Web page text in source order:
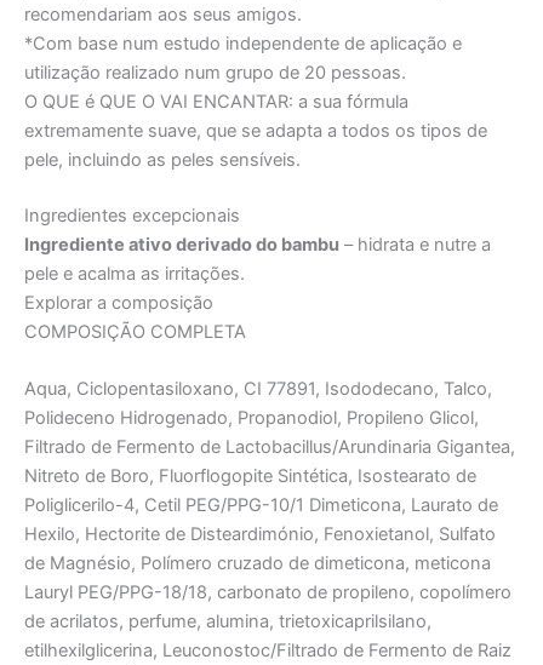
recomendariam aos seus amigos.
*Com base num estudo independente de aplicação e
utilização realizado num grupo de 20 pessoas.
O QUE é QUE O VAI ENCANTAR: a sua fórmula
extremamente suave, que se adapta a todos os tipos de
pele, incluindo as peles sensíveis.
Ingredientes excepcionais
Ingrediente ativo derivado do bambu – hidrata e nutre a
pele e acalma as irritações.
Explorar a composição
COMPOSIÇÃO COMPLETA
Aqua, Ciclopentasiloxano, CI 77891, Isododecano, Talco,
Polideceno Hidrogenado, Propanodiol, Propileno Glicol,
Filtrado de Fermento de Lactobacillus/Arundinaria Gigantea,
Nitreto de Boro, Fluorflogopite Sintética, Isostearato de
Poliglicerilo-4, Cetil PEG/PPG-10/1 Dimeticona, Laurato de
Hexilo, Hectorite de Disteardimónio, Fenoxietanol, Sulfato
de Magnésio, Polímero cruzado de dimeticona, meticona
Lauryl PEG/PPG-18/18, carbonato de propileno, copolímero
de acrilatos, perfume, alumina, trietoxicaprilsilano,
etilhexilglicerina, Leuconostoc/Filtrado de Fermento de Raiz